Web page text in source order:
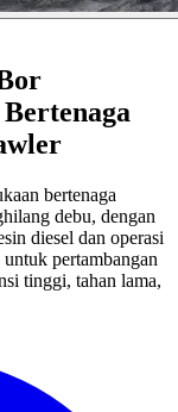
bertenaga
debu, dengan
diesel dan operasi
pertambangan
tinggi, tahan lama,